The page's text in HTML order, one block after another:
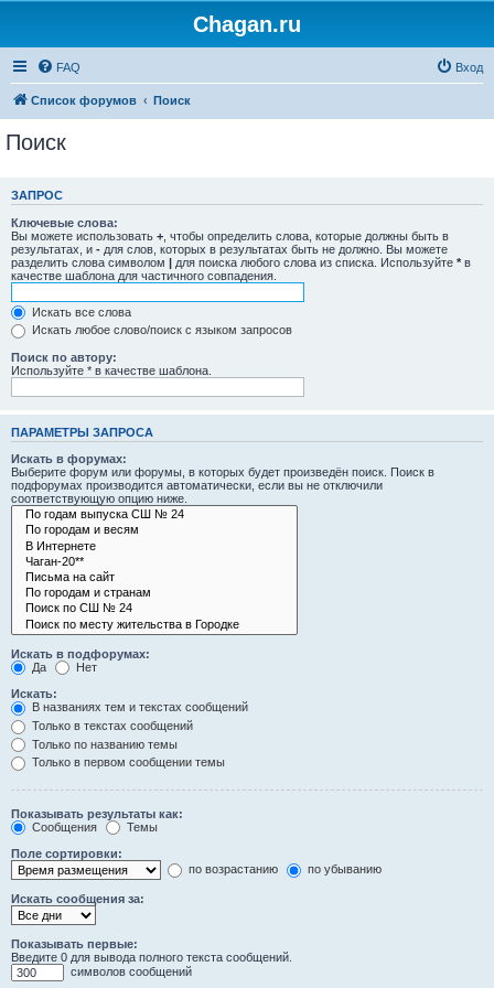
Chagan.ru
FAQ Вход
Список форумов Поиск
Поиск
ЗАПРОС
Ключевые слова:
Вы можете использовать + , чтобы определить слова, которые должны быть в
результатах, и - для слов, которых в результатах быть не должно. Вы можете
разделить слова символом | для поиска любого слова из списка. Используйте * в
качестве шаблона для частичного совпадения.
Искать все слова
Искать любое слово/поиск с языком запросов
Поиск по автору:
Используйте * в качестве шаблона.
ПАРАМЕТРЫ ЗАПРОСА
Искать в форумах:
Выберите форум или форумы, в которых будет произведён поиск. Поиск в
подфорумах производится автоматически, если вы не отключили
соответствующую опцию ниже.
Искать в подфорумах:
Да
Нет
Искать:
В названиях тем и текстах сообщений
Только в текстах сообщений
Только по названию темы
Только в первом сообщении темы
Показывать результаты как:
Сообщения
Темы
Поле сортировки:
по возрастанию
по убыванию
Искать сообщения за:
Показывать первые:
Введите 0 для вывода полного текста сообщений.
символов сообщений